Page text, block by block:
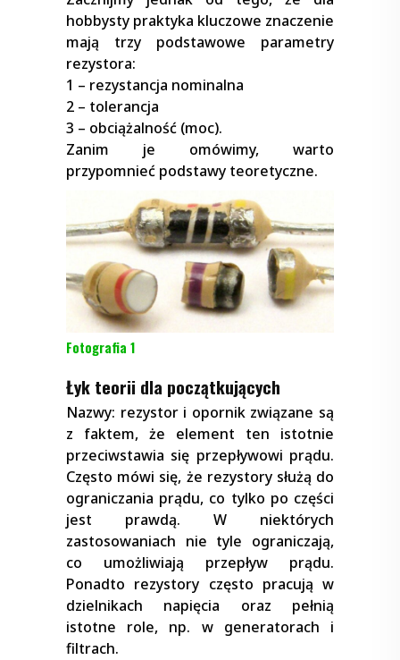
hobbysty praktyka kluczowe znaczenie
mają trzy podstawowe parametry
rezystora:
1 – rezystancja nominalna
2 – tolerancja
3 – obciążalność (moc).
Zanim je omówimy, warto
przypomnieć podstawy teoretyczne.
Fotografia 1
Łyk teorii dla początkujących
Nazwy: rezystor i opornik związane są
z faktem, że element ten istotnie
przeciwstawia się przepływowi prądu.
Często mówi się, że rezystory służą do
ograniczania prądu, co tylko po części
jest prawdą. W niektórych
zastosowaniach nie tyle ograniczają,
co umożliwiają przepływ prądu.
Ponadto rezystory często pracują w
dzielnikach napięcia oraz pełnią
istotne role, np. w generatorach i
filtrach.